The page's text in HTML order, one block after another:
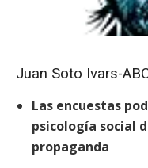
Juan Soto Ivars-
Las encuestas
psicología social
propaganda